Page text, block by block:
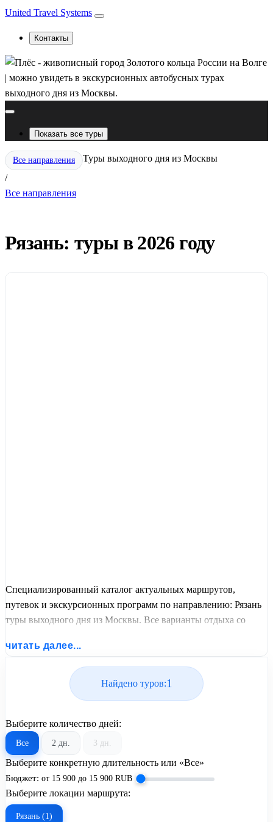
United Travel Systems
Контакты
Показать все туры
Все направления
/
Туры выходного дня из Москвы
Все направления
Рязань: туры в 2026 году
Специализированный каталог актуальных маршрутов,
путевок и экскурсионных программ по направлению: Рязань
туры выходного дня из Москвы. Все варианты отдыха со
проездом и актуальным графиком заездов от United Travel
читать далее...
Найдено туров:1
Выберите количество дней:
Все 2 дн. 3 дн.
Выберите конкретную длительность или «Все»
Бюджет: от 15 900 до 15 900 RUB
Выберите локации маршрута:
Рязань (1)